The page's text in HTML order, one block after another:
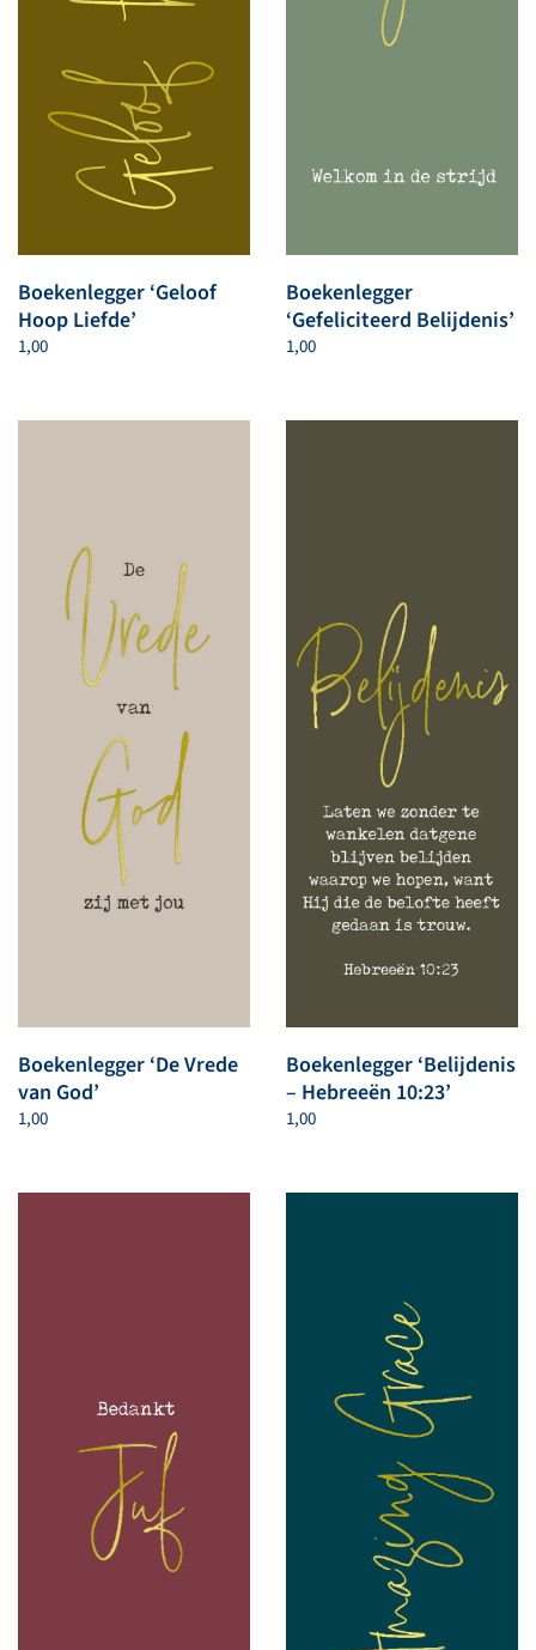
Boekenlegger ‘Geloof
Hoop Liefde’
1,00
Boekenlegger
‘Gefeliciteerd Belijdenis’
1,00
Boekenlegger ‘De Vrede
van God’
1,00
Boekenlegger ‘Belijdenis
– Hebreeën 10:23’
1,00